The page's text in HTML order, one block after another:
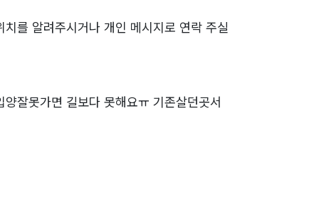
를 알려주시거나 개인 메시지로 연락 주실
잘못가면 길보다 못해요ㅠ 기존살던곳서